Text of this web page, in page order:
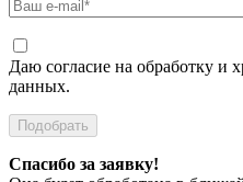
Даю согласие на обработку и
данных.
Спасибо за заявку!